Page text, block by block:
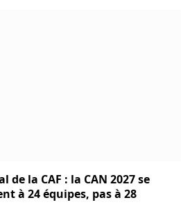
de la CAF : la CAN 2027 se
à 24 équipes, pas à 28